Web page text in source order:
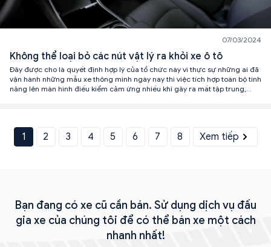
07/03/2024
Không thể loại bỏ các nút vật lý ra khỏi xe ô tô
Đây được cho là quyết định hợp lý của tổ chức này vì thực sự những ai đã
vận hành những mẫu xe thông minh ngày nay thì việc tích hợp toàn bộ tính
năng lên màn hình điều kiểm cảm ứng nhiều khi gây ra mất tập trung,
1 2 3 4 5 6 7 8 Xem tiếp
Bạn đang có xe cũ cần bán. Sử dụng dịch vụ đấu
gia xe của chúng tôi để có thể bán xe một cách
nhanh nhất!